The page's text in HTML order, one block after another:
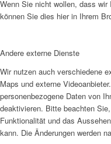
Wenn Sie nicht wollen, dass
können Sie dies hier in Ihrem
Andere externe Dienste
Wir nutzen auch verschiedene
Maps und externe
personenbezogene Daten von
deaktivieren. Bitte beachten
Funktionalität und das
kann. Die Änderungen werden